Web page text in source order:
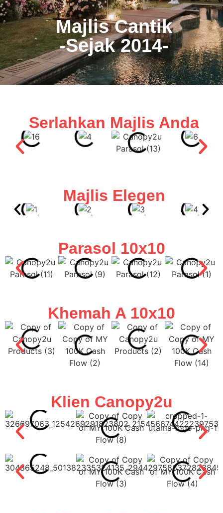
Majlis Cantik
-Sejak 2014-
Serlahkan Majlis Anda
Majlis Elegen
Parasol 10x10
Khemah A 10x10
Klien Canopy2u